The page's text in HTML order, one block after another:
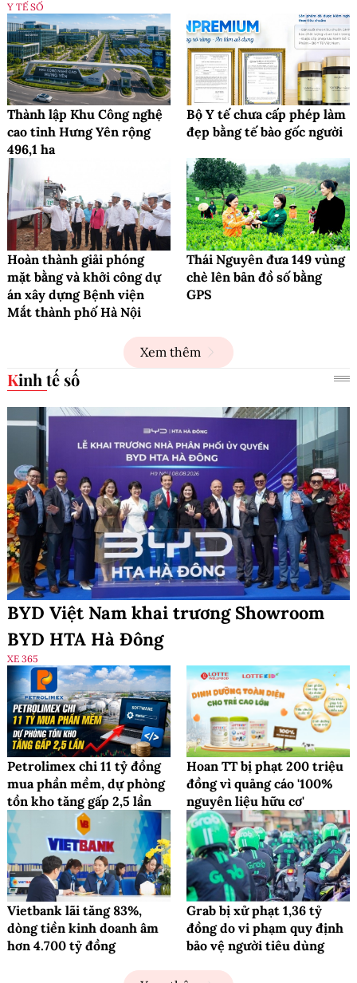
Y TẾ SỐ
Thành lập Khu Công nghệ
cao tỉnh Hưng Yên rộng
496,1 ha
Bộ Y tế chưa cấp phép làm
đẹp bằng tế bào gốc người
Hoàn thành giải phóng
mặt bằng và khởi công dự
án xây dựng Bệnh viện
Mắt thành phố Hà Nội
Thái Nguyên đưa 149 vùng
chè lên bản đồ số bằng
GPS
Xem thêm
Kinh tế số
BYD Việt Nam khai trương Showroom
BYD HTA Hà Đông
XE 365
Petrolimex chi 11 tỷ đồng
mua phần mềm, dự phòng
tồn kho tăng gấp 2,5 lần
Hoan TT bị phạt 200 triệu
đồng vì quảng cáo '100%
nguyên liệu hữu cơ'
Vietbank lãi tăng 83%,
dòng tiền kinh doanh âm
hơn 4.700 tỷ đồng
Grab bị xử phạt 1,36 tỷ
đồng do vi phạm quy định
bảo vệ người tiêu dùng